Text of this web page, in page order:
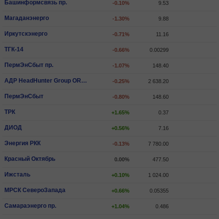
Башинформсвязь пр. -0.10% 9.53
Магаданэнерго -1.30% 9.88
Иркутскэнерго -0.71% 11.16
ТГК-14 -0.66% 0.00299
ПермЭнСбыт пр. -1.07% 148.40
АДР HeadHunter Group ORD SHS -0.25% 2 638.20
ПермЭнСбыт -0.80% 148.60
ТРК +1.65% 0.37
ДИОД +0.56% 7.16
Энергия РКК -0.13% 7 780.00
Красный Октябрь 0.00% 477.50
Ижсталь +0.10% 1 024.00
МРСК СевероЗапада +0.66% 0.05355
Самараэнерго пр. +1.04% 0.486